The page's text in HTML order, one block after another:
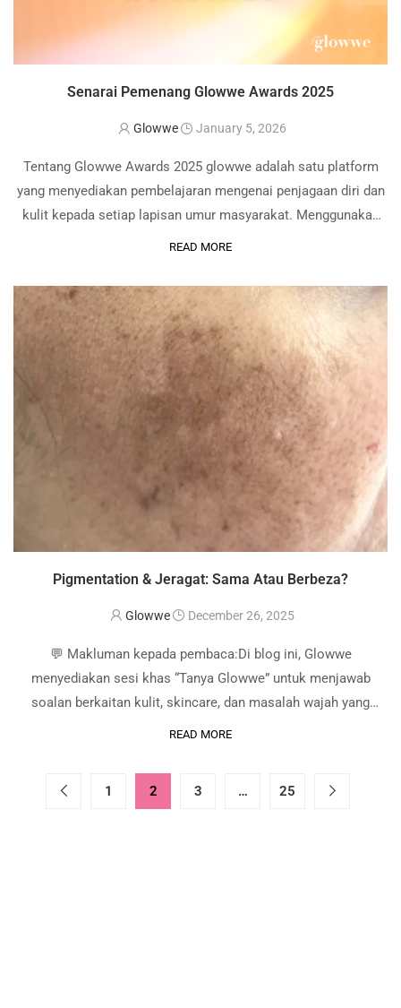
Senarai Pemenang Glowwe Awards 2025
Glowwe January 5, 2026
Tentang Glowwe Awards 2025 glowwe adalah satu platform
yang menyediakan pembelajaran mengenai penjagaan diri dan
kulit kepada setiap lapisan umur masyarakat. Menggunakan
pengaruh media sosial, glowwe secara konsisten berkongsi
produk, masalah kulit dan …
READ MORE
Pigmentation & Jeragat: Sama Atau Berbeza?
Glowwe December 26, 2025
💬 Makluman kepada pembaca:Di blog ini, Glowwe
menyediakan sesi khas “Tanya Glowwe” untuk menjawab
soalan berkaitan kulit, skincare, dan masalah wajah yang
sering dialami.Kalau anda ada pertanyaan, silakan ajukan
manfaat bersama. Pertanyaan …
READ MORE
1 2 3 … 25